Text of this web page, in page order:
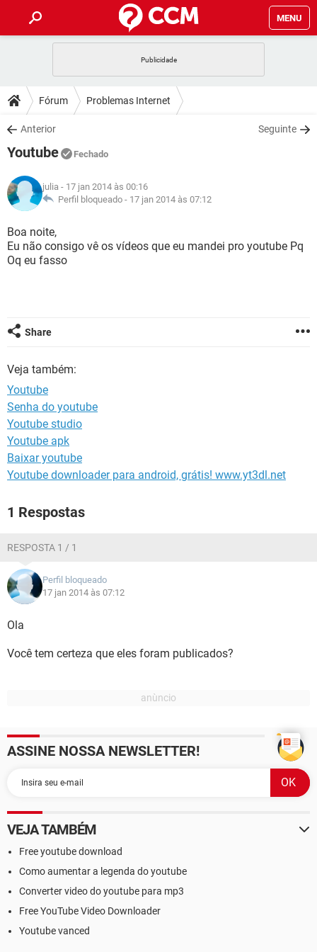
MENU
CELULAR FACEBOOK
OUTLOOK
INSTAGRAM
GUIA DE COMPRAS
DICAS
JOGOS WHATSAPP
INSTAGRAM
GUIA DE COMPRAS
DOWNLOADS
JOGOS
CELULAR
OUTLOOK EXCEL
INSTAGRAM
GUIA DE COMPRAS
JOGOS
CELULAR
OUTLOOK
INSTAGRAM
GLOSSÁRIO
CELULAR FACEBOOK
GUIA DE COMPRAS
Fórum Problemas Internet
Anterior Seguinte
Youtube Fechado
julia - 17 jan 2014 às 00:16
Perfil bloqueado - 17 jan 2014 às 07:12
Boa noite,
Eu não consigo vê os vídeos que eu mandei pro youtube Pq
Oq eu fasso
Share
Veja também:
Youtube
Senha do youtube
Youtube studio
Youtube apk
Baixar youtube
Youtube downloader para android, grátis! www.yt3dl.net
1 Respostas
RESPOSTA 1 / 1
Perfil bloqueado
17 jan 2014 às 07:12
Ola
Você tem certeza que eles foram publicados?
ASSINE NOSSA NEWSLETTER!
VEJA TAMBÉM
Free youtube download
Como aumentar a legenda do youtube
Converter video do youtube para mp3
Free YouTube Video Downloader
Youtube vanced